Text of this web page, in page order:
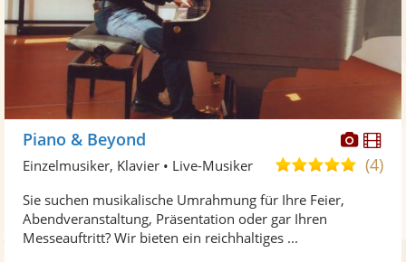
Piano & Beyond
4,9(4)
Einzelmusiker, Klavier • Live-Musiker
Sie suchen musikalische Umrahmung für Ihre Feier,
Abendveranstaltung, Präsentation oder gar Ihren
Messeauftritt? Wir bieten ein reichhaltiges ...